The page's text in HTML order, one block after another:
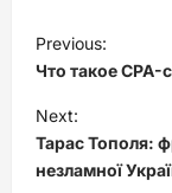
P
o
s
t
n
Previous:
Что такое CPA-
Next:
Тарас Тополя:
незламної